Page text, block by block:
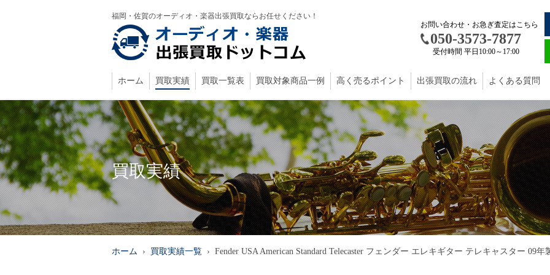
福岡・佐賀のオーディオ・楽器出張買取ならお任せください！
お問い合わせ・お急ぎ査定はこちら
050-3573-7877
受付時間 平日10:00～17:00
ホーム 買取実績 買取一覧表 買取対象商品一例 高く売るポイント 出張買取の流れ よくある質問
買取実績
ホーム › 買取実績一覧 › Fender USA American Standard Telecaster フェンダー エレキギター テレキャスター 09年